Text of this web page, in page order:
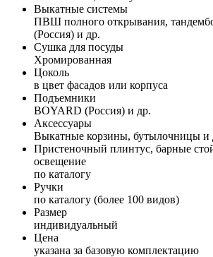
Выкатные системы
ПВШ полного открывания,
(Россия) и др.
Сушка для посуды
Хромированная
Цоколь
в цвет фасадов или корпуса
Подъемники
BOYARD (Россия) и др.
Аксессуары
Выкатные корзины, бутылочницы и
Пристеночный плинтус, барные
освещение
по каталогу
Ручки
по каталогу (более 100 видов)
Размер
индивидуальный
Цена
указана за базовую комплектацию